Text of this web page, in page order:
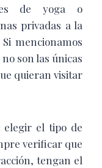
de yoga o
privadas a la
mencionamos
son las únicas
quieran visitar
elegir el tipo de
verificar que
tengan el